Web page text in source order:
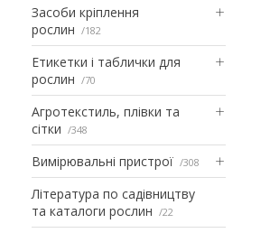
Засоби кріплення
рослин
182
Етикетки і таблички для
рослин
70
Агротекстиль, плівки та
сітки
348
Вимірювальні пристрої 308
Література по садівництву
та каталоги рослин
22